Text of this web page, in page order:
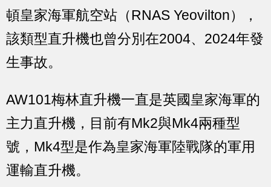
頓皇家海軍航空站（RNAS Yeovilton），
該類型直升機也曾分別在2004、2024年發
生事故。
AW101梅林直升機一直是英國皇家海軍的
主力直升機，目前有Mk2與Mk4兩種型
號，Mk4型是作為皇家海軍陸戰隊的軍用
運輸直升機。